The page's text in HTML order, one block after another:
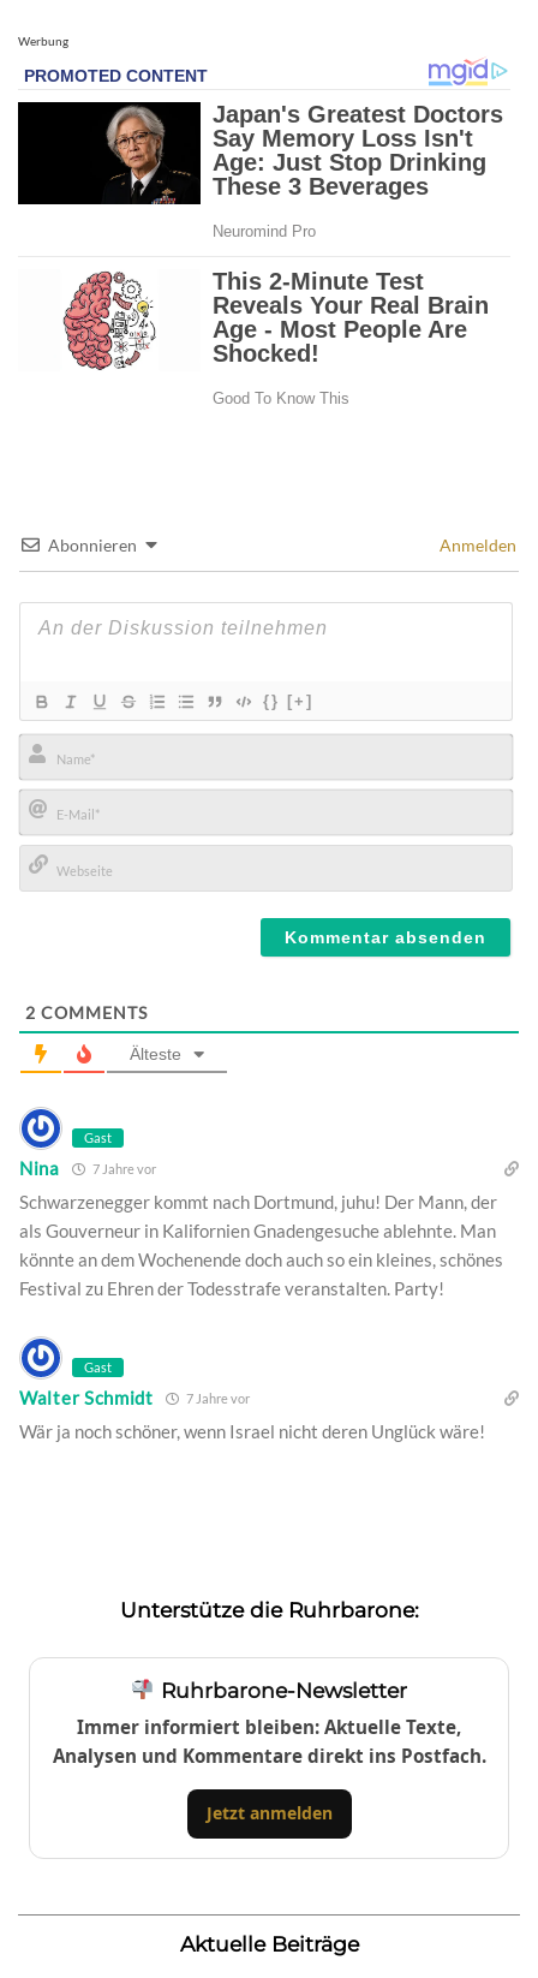
Werbung
Abonnieren Anmelden
{} [+]
Name*
E-
Mail*
2 COMMENTS
Älteste
Gast
Nina 7 Jahre vor
Schwarzenegger kommt nach Dortmund, juhu! Der Mann, der
als Gouverneur in Kalifornien Gnadengesuche ablehnte. Man
könnte an dem Wochenende doch auch so ein kleines, schönes
Festival zu Ehren der Todesstrafe veranstalten. Party!
Gast
Walter Schmidt 7 Jahre vor
Wär ja noch schöner, wenn Israel nicht deren Unglück wäre!
Unterstütze die Ruhrbarone:
Ruhrbarone-Newsletter
Immer informiert bleiben: Aktuelle Texte,
Analysen und Kommentare direkt ins Postfach.
Jetzt anmelden
Aktuelle Beiträge